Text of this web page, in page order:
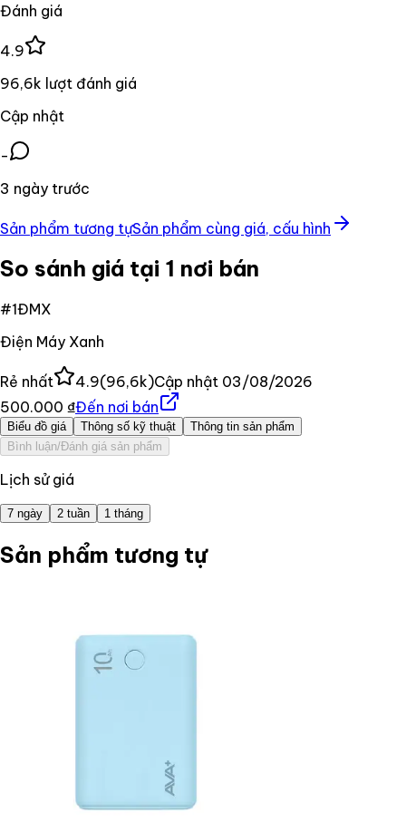
Đánh giá
4.9
96,6k lượt đánh giá
Cập nhật
-
3 ngày trước
Sản phẩm tương tựSản phẩm cùng giá, cấu hình
So sánh giá tại 1 nơi bán
#1ĐMX
Điện Máy Xanh
Rẻ nhất 4.9(96,6k)Cập nhật 03/08/2026
500.000 ₫Đến nơi bán
Biểu đồ giá Thông số kỹ thuật
Thông tin sản phẩm
Bình luận/Đánh giá sản phẩm
Lịch sử giá
7 ngày 2 tuần 1 tháng
Sản phẩm tương tự